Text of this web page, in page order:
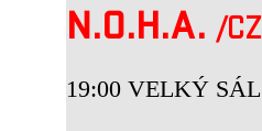
N.O.H.A. /CZ
19:00 VELKÝ SÁL